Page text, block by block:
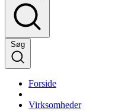
Søg
Forside
Virksomheder